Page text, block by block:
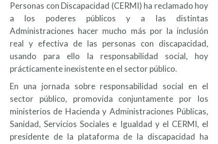
Personas con Discapacidad (CERMI) ha reclamado hoy
a los poderes públicos y a las distintas
Administraciones hacer mucho más por la inclusión
real y efectiva de las personas con discapacidad,
usando para ello la responsabilidad social, hoy
prácticamente inexistente en el sector público.
En una jornada sobre responsabilidad social en el
sector público, promovida conjuntamente por los
ministerios de Hacienda y Administraciones Públicas,
Sanidad, Servicios Sociales e Igualdad y el CERMI, el
presidente de la plataforma de la discapacidad ha